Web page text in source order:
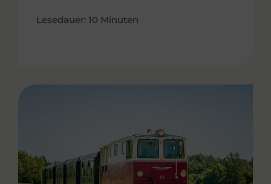
Lesedauer: 10 Minuten